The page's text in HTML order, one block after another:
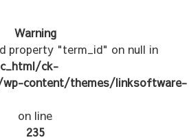
Warning
property "term_id" on null in
ck-
wp-content/themes/linksoftware-
on line
235